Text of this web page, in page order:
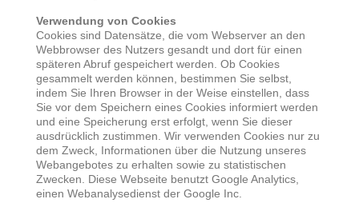
Verwendung von Cookies
Cookies sind Datensätze, die vom Webserver an den
Webbrowser des Nutzers gesandt und dort für einen
späteren Abruf gespeichert werden. Ob Cookies
gesammelt werden können, bestimmen Sie selbst,
indem Sie Ihren Browser in der Weise einstellen, dass
Sie vor dem Speichern eines Cookies informiert werden
und eine Speicherung erst erfolgt, wenn Sie dieser
ausdrücklich zustimmen. Wir verwenden Cookies nur zu
dem Zweck, Informationen über die Nutzung unseres
Webangebotes zu erhalten sowie zu statistischen
Zwecken. Diese Webseite benutzt Google Analytics,
einen Webanalysedienst der Google Inc.